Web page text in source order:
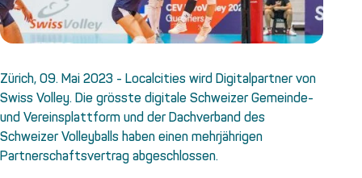
Zürich, 09. Mai 2023 - Localcities wird Digitalpartner von
Swiss Volley. Die grösste digitale Schweizer Gemeinde-
und Vereinsplattform und der Dachverband des
Schweizer Volleyballs haben einen mehrjährigen
Partnerschaftsvertrag abgeschlossen.